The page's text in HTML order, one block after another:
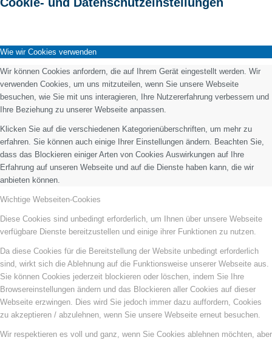
Wie wir Cookies verwenden
Wir können Cookies anfordern, die auf Ihrem Gerät eingestellt werden. Wir
verwenden Cookies, um uns mitzuteilen, wenn Sie unsere Webseite
besuchen, wie Sie mit uns interagieren, Ihre Nutzererfahrung verbessern und
Ihre Beziehung zu unserer Webseite anpassen.
Klicken Sie auf die verschiedenen Kategorienüberschriften, um mehr zu
erfahren. Sie können auch einige Ihrer Einstellungen ändern. Beachten Sie,
dass das Blockieren einiger Arten von Cookies Auswirkungen auf Ihre
Erfahrung auf unseren Webseite und auf die Dienste haben kann, die wir
anbieten können.
Wichtige Webseiten-Cookies
Diese Cookies sind unbedingt erforderlich, um Ihnen über unsere Webseite
verfügbare Dienste bereitzustellen und einige ihrer Funktionen zu nutzen.
Da diese Cookies für die Bereitstellung der Website unbedingt erforderlich
sind, wirkt sich die Ablehnung auf die Funktionsweise unserer Webseite aus.
Sie können Cookies jederzeit blockieren oder löschen, indem Sie Ihre
Browsereinstellungen ändern und das Blockieren aller Cookies auf dieser
Webseite erzwingen. Dies wird Sie jedoch immer dazu auffordern, Cookies
zu akzeptieren / abzulehnen, wenn Sie unsere Webseite erneut besuchen.
Wir respektieren es voll und ganz, wenn Sie Cookies ablehnen möchten, aber